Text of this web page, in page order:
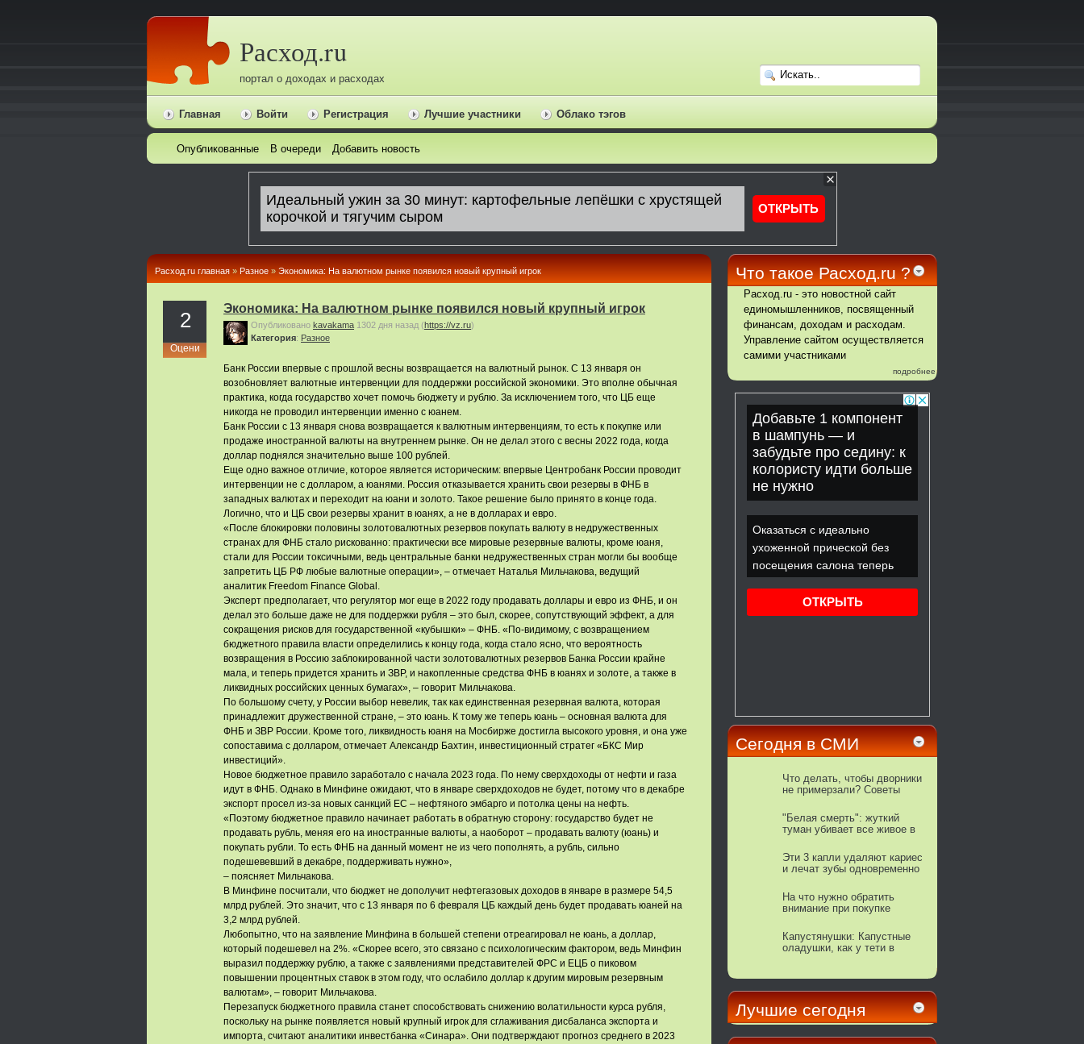
Расход.ru
портал о доходах и расходах
Главная Войти Регистрация Лучшие участники Облако тэгов
Опубликованные В очереди Добавить новость
Расход.ru главная » Pазное » Экономика: На валютном рынке появился новый крупный игрок
2
Оцени
Экономика: На валютном рынке появился новый крупный игрок
Опубликовано kavakama 1302 дня назад (https://vz.ru)
Категория: Pазное
Банк России впервые с прошлой весны возвращается на валютный рынок. С 13 января он
возобновляет валютные интервенции для поддержки российской экономики. Это вполне обычная
практика, когда государство хочет помочь бюджету и рублю. За исключением того, что ЦБ еще
никогда не проводил интервенции именно с юанем.
Банк России c 13 января снова возвращается к валютным интервенциям, то есть к покупке или
продаже иностранной валюты на внутреннем рынке. Он не делал этого с весны 2022 года, когда
доллар поднялся значительно выше 100 рублей.
Еще одно важное отличие, которое является историческим: впервые Центробанк России проводит
интервенции не с долларом, а юанями. Россия отказывается хранить свои резервы в ФНБ в
западных валютах и переходит на юани и золото. Такое решение было принято в конце года.
Логично, что и ЦБ свои резервы хранит в юанях, а не в долларах и евро.
«После блокировки половины золотовалютных резервов покупать валюту в недружественных
странах для ФНБ стало рискованно: практически все мировые резервные валюты, кроме юаня,
стали для России токсичными, ведь центральные банки недружественных стран могли бы вообще
запретить ЦБ РФ любые валютные операции», – отмечает Наталья Мильчакова, ведущий
аналитик Freedom Finance Global.
Эксперт предполагает, что регулятор мог еще в 2022 году продавать доллары и евро из ФНБ, и он
делал это больше даже не для поддержки рубля – это был, скорее, сопутствующий эффект, а для
сокращения рисков для государственной «кубышки» – ФНБ. «По-видимому, с возвращением
бюджетного правила власти определились к концу года, когда стало ясно, что вероятность
возвращения в Россию заблокированной части золотовалютных резервов Банка России крайне
мала, и теперь придется хранить и ЗВР, и накопленные средства ФНБ в юанях и золоте, а также в
ликвидных российских ценных бумагах», – говорит Мильчакова.
По большому счету, у России выбор невелик, так как единственная резервная валюта, которая
принадлежит дружественной стране, – это юань. К тому же теперь юань – основная валюта для
ФНБ и ЗВР России. Кроме того, ликвидность юаня на Мосбирже достигла высокого уровня, и она уже
сопоставима с долларом, отмечает Александр Бахтин, инвестиционный стратег «БКС Мир
инвестиций».
Новое бюджетное правило заработало с начала 2023 года. По нему сверхдоходы от нефти и газа
идут в ФНБ. Однако в Минфине ожидают, что в январе сверхдоходов не будет, потому что в декабре
экспорт просел из-за новых санкций ЕС – нефтяного эмбарго и потолка цены на нефть.
«Поэтому бюджетное правило начинает работать в обратную сторону: государство будет не
продавать рубль, меняя его на иностранные валюты, а наоборот – продавать валюту (юань) и
покупать рубли. То есть ФНБ на данный момент не из чего пополнять, а рубль, сильно
подешевевший в декабре, поддерживать нужно»,
– поясняет Мильчакова.
В Минфине посчитали, что бюджет не дополучит нефтегазовых доходов в январе в размере 54,5
млрд рублей. Это значит, что с 13 января по 6 февраля ЦБ каждый день будет продавать юаней на
3,2 млрд рублей.
Любопытно, что на заявление Минфина в большей степени отреагировал не юань, а доллар,
который подешевел на 2%. «Скорее всего, это связано с психологическим фактором, ведь Минфин
выразил поддержку рублю, а также с заявлениями представителей ФРС и ЕЦБ о пиковом
повышении процентных ставок в этом году, что ослабило доллар к другим мировым резервным
валютам», – говорит Мильчакова.
Перезапуск бюджетного правила станет способствовать снижению волатильности курса рубля,
поскольку на рынке появляется новый крупный игрок для сглаживания дисбаланса экспорта и
импорта, считают аналитики инвестбанка «Синара». Они подтверждают прогноз среднего в 2023
Что такое Расход.ru ?
Расход.ru - это новостной сайт
единомышленников, посвященный
финансам, доходам и расходам.
Управление сайтом осуществляется
самими участниками
подробнее
Сегодня в СМИ
Что делать, чтобы дворники
не примерзали? Советы
"Белая смерть": жуткий
туман убивает все живое в
Эти 3 капли удаляют кариес
и лечат зубы одновременно
На что нужно обратить
внимание при покупке
Капустянушки: Капустные
оладушки, как у тети в
Лучшие сегодня